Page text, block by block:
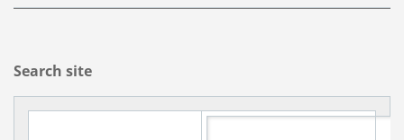
Search site